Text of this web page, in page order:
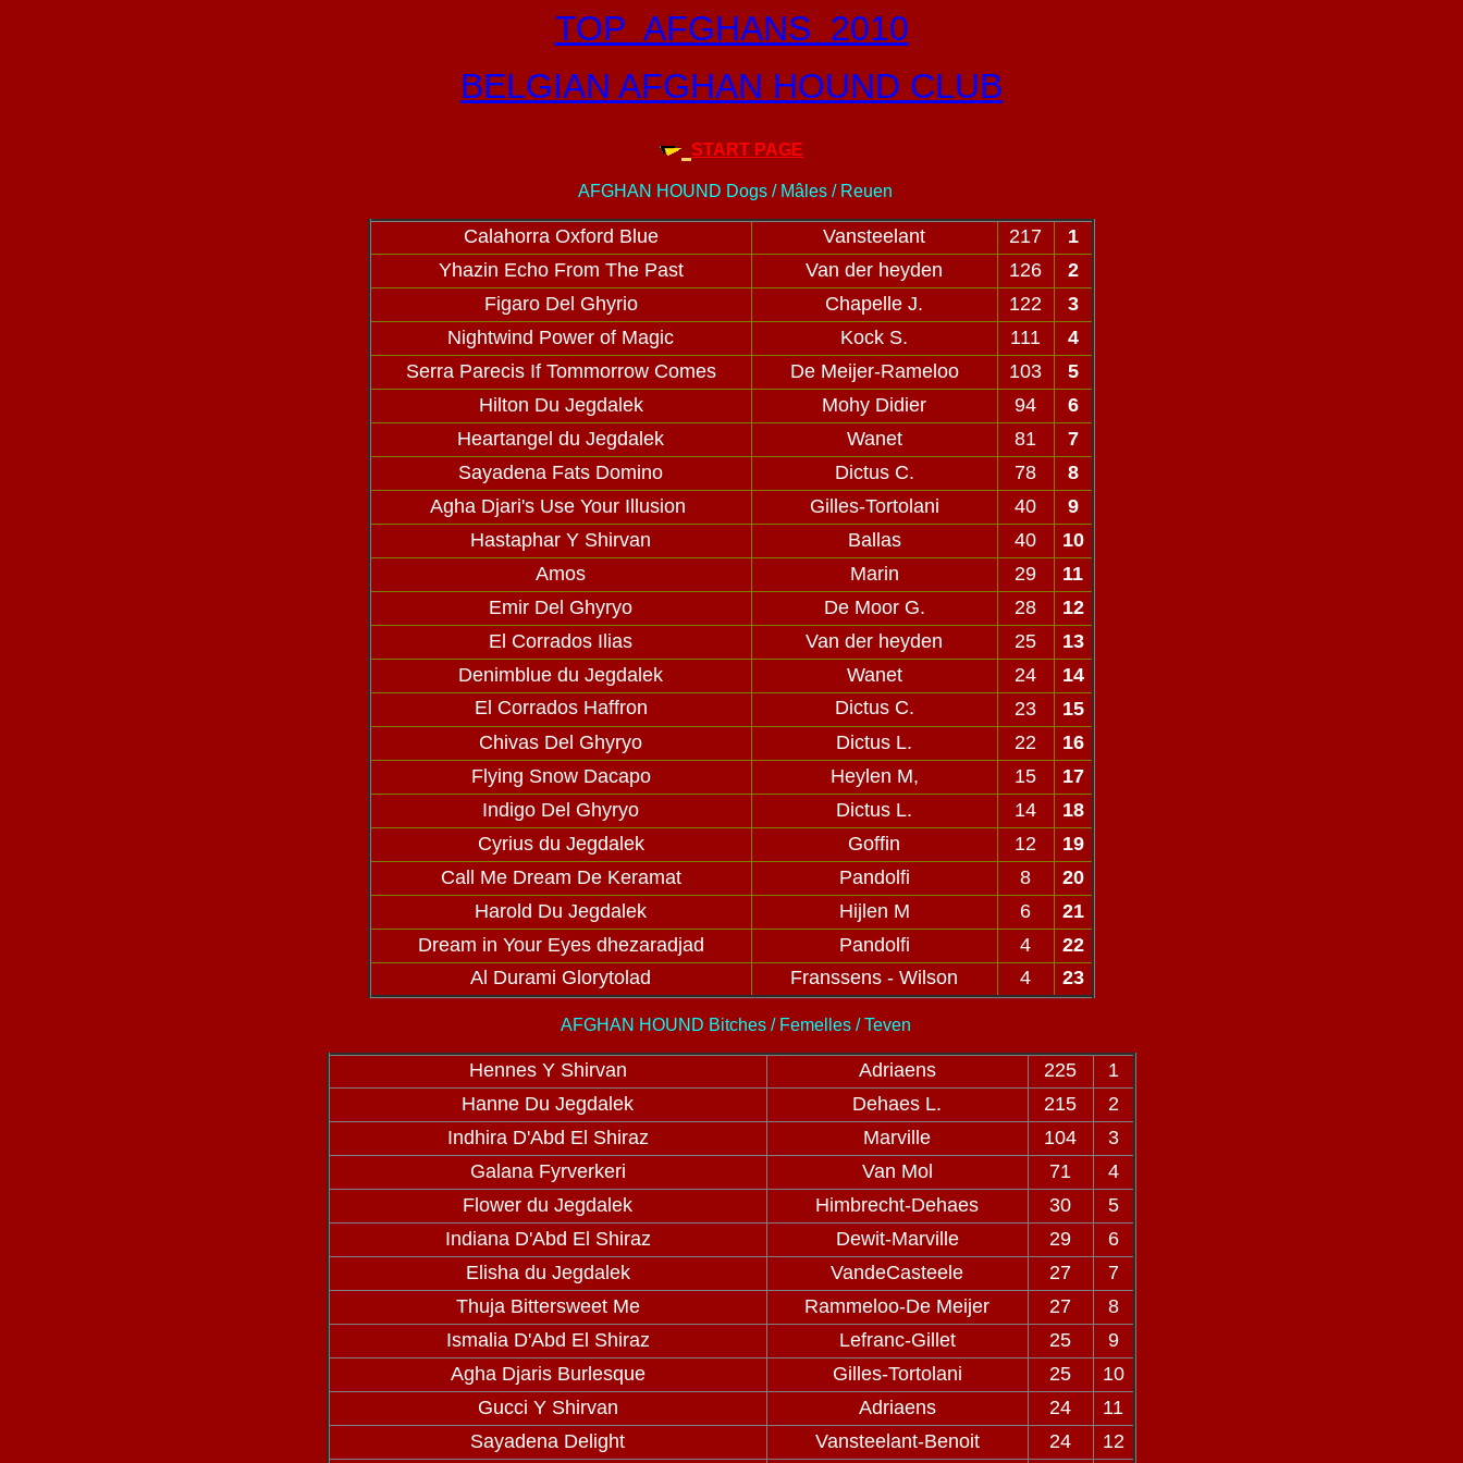
TOP AFGHANS 2010
BELGIAN AFGHAN HOUND CLUB
START PAGE
AFGHAN HOUND Dogs / Mâles / Reuen
Calahorra Oxford Blue Vansteelant 217
1
Yhazin Echo From The Past
Van der heyden 126
2
Figaro Del Ghyrio
Chapelle J. 122
3
Nightwind Power of Magic
Kock S. 111
4
Serra Parecis If Tommorrow Comes
De Meijer-Rameloo 103
5
Hilton Du Jegdalek
Mohy Didier 94
6
Heartangel du Jegdalek
Wanet 81
7
Sayadena Fats Domino
Dictus C. 78
8
Agha Djari's Use Your Illusion
Gilles-Tortolani 40
9
Hastaphar Y Shirvan
Ballas 40
10
Amos
Marin 29
11
Emir Del Ghyryo
De Moor G. 28
12
El Corrados Ilias
Van der heyden 25
13
Denimblue du Jegdalek
Wanet 24
14
El Corrados Haffron
Dictus C. 23
15
Chivas Del Ghyryo
Dictus L. 22
16
Flying Snow Dacapo
Heylen M, 15
17
Indigo Del Ghyryo
Dictus L. 14
18
Cyrius du Jegdalek
Goffin 12
19
Call Me Dream De Keramat
Pandolfi 8
20
Harold Du Jegdalek
Hijlen M 6
21
Dream in Your Eyes dhezaradjad
Pandolfi 4
22
Al Durami Glorytolad
Franssens - Wilson 4 23
AFGHAN HOUND Bitches / Femelles / Teven
Hennes Y Shirvan Adriaens 225
1
Hanne Du Jegdalek
Dehaes L. 215
2
Indhira D'Abd El Shiraz
Marville 104
3
Galana Fyrverkeri
Van Mol 71
4
Flower du Jegdalek
Himbrecht-Dehaes 30
5
Indiana D'Abd El Shiraz
Dewit-Marville 29
6
Elisha du Jegdalek
VandeCasteele 27
7
Thuja Bittersweet Me
Rammeloo-De Meijer 27
8
Ismalia D'Abd El Shiraz
Lefranc-Gillet 25
9
Agha Djaris Burlesque
Gilles-Tortolani 25
10
Gucci Y Shirvan
Adriaens 24
11
Sayadena Delight
Vansteelant-Benoit 24 12